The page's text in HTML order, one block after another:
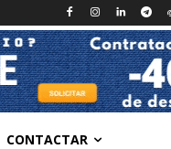
CONTACTAR